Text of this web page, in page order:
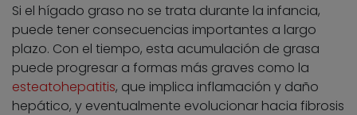
Si el hígado graso no se trata durante la infancia,
puede tener consecuencias importantes a largo
plazo. Con el tiempo, esta acumulación de grasa
puede progresar a formas más graves como la
esteatohepatitis, que implica inflamación y daño
hepático, y eventualmente evolucionar hacia fibrosis